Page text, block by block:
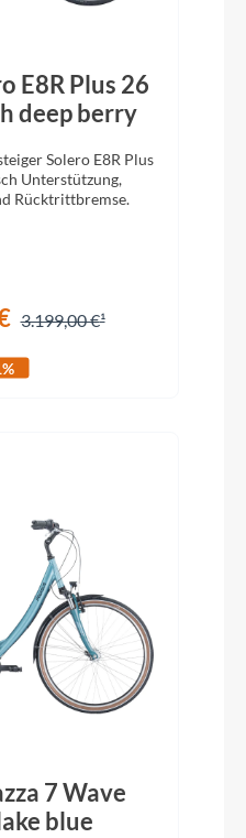
E8R Plus 26
deep berry
Solero E8R Plus
Unterstützung,
Rücktrittbremse.
3.199,00 €
7 Wave
blue